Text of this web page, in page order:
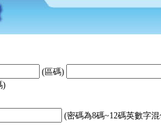
(區碼)
)
(密碼為8碼~12碼英數字混